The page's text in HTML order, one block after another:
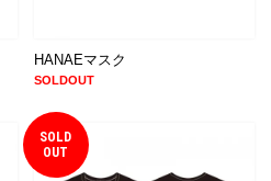
HANAEマスク
SOLDOUT
SOLD
OUT